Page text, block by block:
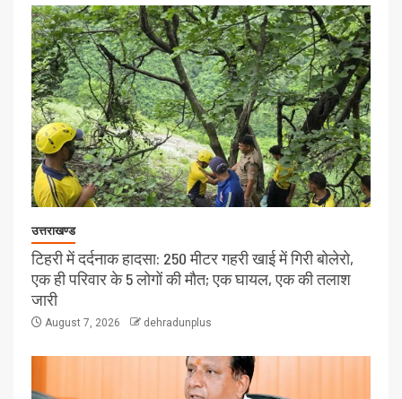
उत्तराखण्ड
टिहरी में दर्दनाक हादसा: 250 मीटर गहरी खाई में गिरी बोलेरो,
एक ही परिवार के 5 लोगों की मौत; एक घायल, एक की तलाश
जारी
August 7, 2026 dehradunplus